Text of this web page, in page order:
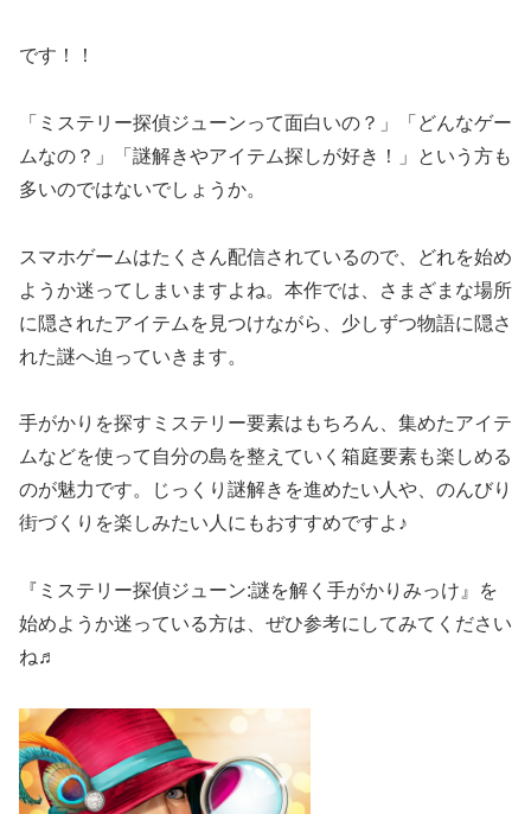
です！！
「ミステリー探偵ジューンって面白いの？」「どんなゲー
ムなの？」「謎解きやアイテム探しが好き！」という方も
多いのではないでしょうか。
スマホゲームはたくさん配信されているので、どれを始め
ようか迷ってしまいますよね。本作では、さまざまな場所
に隠されたアイテムを見つけながら、少しずつ物語に隠さ
れた謎へ迫っていきます。
手がかりを探すミステリー要素はもちろん、集めたアイテ
ムなどを使って自分の島を整えていく箱庭要素も楽しめる
のが魅力です。じっくり謎解きを進めたい人や、のんびり
街づくりを楽しみたい人にもおすすめですよ♪
『ミステリー探偵ジューン:謎を解く手がかりみっけ』を
始めようか迷っている方は、ぜひ参考にしてみてください
ね♬